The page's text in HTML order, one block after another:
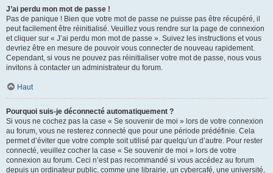
J’ai perdu mon mot de passe !
Pas de panique ! Bien que votre mot de passe ne puisse pas être récupéré, il
peut facilement être réinitialisé. Veuillez vous rendre sur la page de connexion
et cliquer sur « J’ai perdu mon mot de passe ». Suivez les instructions et vous
devriez être en mesure de pouvoir vous connecter de nouveau rapidement.
Cependant, si vous ne pouvez pas réinitialiser votre mot de passe, nous vous
invitons à contacter un administrateur du forum.
Haut
Pourquoi suis-je déconnecté automatiquement ?
Si vous ne cochez pas la case « Se souvenir de moi » lors de votre connexion
au forum, vous ne resterez connecté que pour une période prédéfinie. Cela
permet d’éviter que votre compte soit utilisé par quelqu’un d’autre. Pour rester
connecté, veuillez cocher la case « Se souvenir de moi » lors de votre
connexion au forum. Ceci n’est pas recommandé si vous accédez au forum
depuis un ordinateur public, comme une librairie, un cybercafé, une université,